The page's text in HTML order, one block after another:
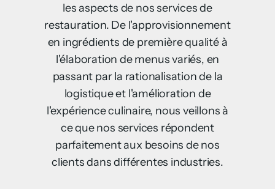
les aspects de nos services de
restauration. De l'approvisionnement
en ingrédients de première qualité à
l'élaboration de menus variés, en
passant par la rationalisation de la
logistique et l'amélioration de
l'expérience culinaire, nous veillons à
ce que nos services répondent
parfaitement aux besoins de nos
clients dans différentes industries.